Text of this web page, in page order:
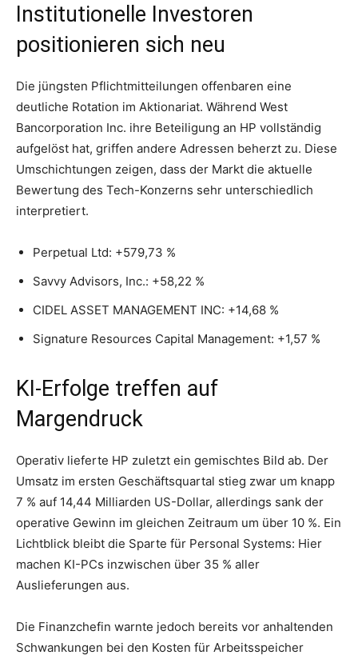
Institutionelle Investoren
positionieren sich neu
Die jüngsten Pflichtmitteilungen offenbaren eine
deutliche Rotation im Aktionariat. Während West
Bancorporation Inc. ihre Beteiligung an HP vollständig
aufgelöst hat, griffen andere Adressen beherzt zu. Diese
Umschichtungen zeigen, dass der Markt die aktuelle
Bewertung des Tech-Konzerns sehr unterschiedlich
interpretiert.
Perpetual Ltd: +579,73 %
Savvy Advisors, Inc.: +58,22 %
CIDEL ASSET MANAGEMENT INC: +14,68 %
Signature Resources Capital Management: +1,57 %
KI-Erfolge treffen auf
Margendruck
Operativ lieferte HP zuletzt ein gemischtes Bild ab. Der
Umsatz im ersten Geschäftsquartal stieg zwar um knapp
7 % auf 14,44 Milliarden US-Dollar, allerdings sank der
operative Gewinn im gleichen Zeitraum um über 10 %. Ein
Lichtblick bleibt die Sparte für Personal Systems: Hier
machen KI-PCs inzwischen über 35 % aller
Auslieferungen aus.
Die Finanzchefin warnte jedoch bereits vor anhaltenden
Schwankungen bei den Kosten für Arbeitsspeicher